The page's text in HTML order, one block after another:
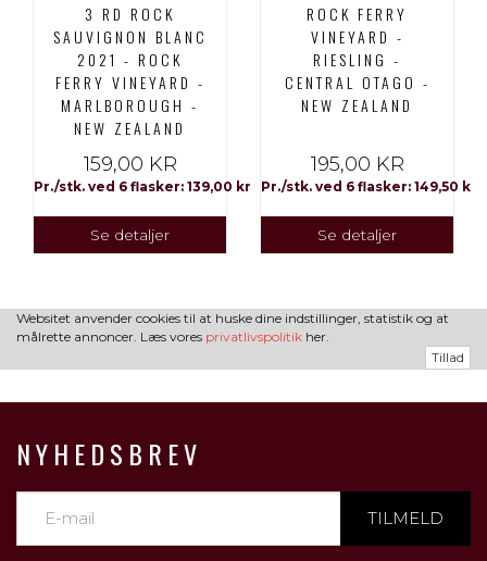
3 RD ROCK
SAUVIGNON BLANC
2021 - ROCK
FERRY VINEYARD -
MARLBOROUGH -
NEW ZEALAND
159,00 KR
Pr./stk. ved 6 flasker: 139,00 kr
Se detaljer
ROCK FERRY
VINEYARD -
RIESLING -
CENTRAL OTAGO -
NEW ZEALAND
195,00 KR
Pr./stk. ved 6 flasker: 149,50 kr
Se detaljer
Websitet anvender cookies til at huske dine indstillinger, statistik og at
målrette annoncer. Læs vores privatlivspolitik her.
Tillad
NYHEDSBREV
TILMELD